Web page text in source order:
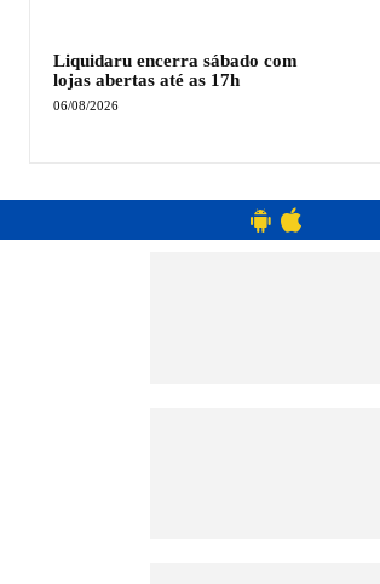
Liquidaru encerra sábado com
lojas abertas até as 17h
06/08/2026